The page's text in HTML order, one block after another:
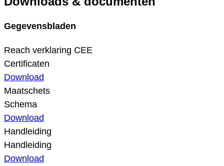
Gegevensbladen
Reach verklaring CEE
Certificaten
Download
Maatschets
Schema
Download
Handleiding
Handleiding
Download